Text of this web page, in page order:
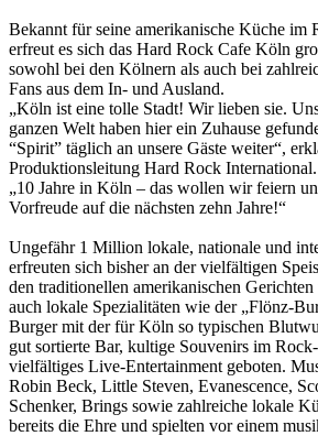
Bekannt für seine amerikanische Küche im
erfreut es sich das Hard Rock Cafe Köln
sowohl bei den Kölnern als auch bei
Fans aus dem In- und Ausland.
„Köln ist eine tolle Stadt! Wir lieben sie.
ganzen Welt haben hier ein Zuhause
“Spirit” täglich an unsere Gäste weiter“,
Produktionsleitung Hard Rock International.
„10 Jahre in Köln – das wollen wir feiern
Vorfreude auf die nächsten zehn Jahre!“
Ungefähr 1 Million lokale, nationale und
erfreuten sich bisher an der vielfältigen
den traditionellen amerikanischen
auch lokale Spezialitäten wie der „Flönz-
Burger mit der für Köln so typischen
gut sortierte Bar, kultige Souvenirs im
vielfältiges Live-Entertainment geboten.
Robin Beck, Little Steven, Evanescence,
Schenker, Brings sowie zahlreiche lokale
bereits die Ehre und spielten vor einem